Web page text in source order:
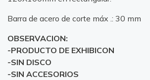
Barra de acero de corte máx .: 30 mm
OBSERVACION:
-PRODUCTO DE EXHIBICON
-SIN DISCO
-SIN ACCESORIOS